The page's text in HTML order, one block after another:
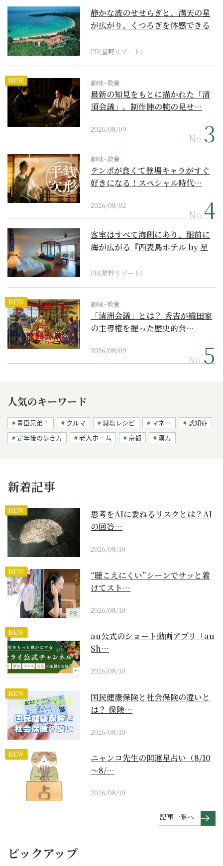
静かな波のせせらぎと、満天の星
が広がり、くつろぎを体感できる
PR(星野リゾート)
NEW 趣味･教養
最新の知見をもとに描かれた「清
須会議」。制作陣の腕の見せ…
2026/08/09
No.
趣味･教養
テンポが良くて登場キャラがすぐ
好きになる！スペシャル時代…
2026/08/02
No.
客室はすべて海側にあり、眼前に
海が広がる『西表島ホテル by 星
PR(星野リゾート)
NEW 趣味･教養
「清洲会議」とは？ 秀吉が織田家
の主導権を握った歴史的会…
2026/08/09
No.
人気のキーワード
豊臣兄弟！ クルマ 減塩レシピ マネー
認知症
定年後の歩き方
老人ホーム 京都 漢方
新着記事
NEW
思考をAIに委ねるリスクとは？AI
の回答…
2026/08/10
NEW
PR
“聴こえにくい”シーンでサッと着
けてスト…
2026/08/10
NEW
au公式のショート動画アプリ「au
Sh…
2026/08/10
NEW
国民健康保険と社会保険の違いと
は？ 保険…
2026/08/10
NEW
ニャンコ先生の開運星占い（8/10
～8/…
2026/08/10
記事一覧へ
ピックアップ